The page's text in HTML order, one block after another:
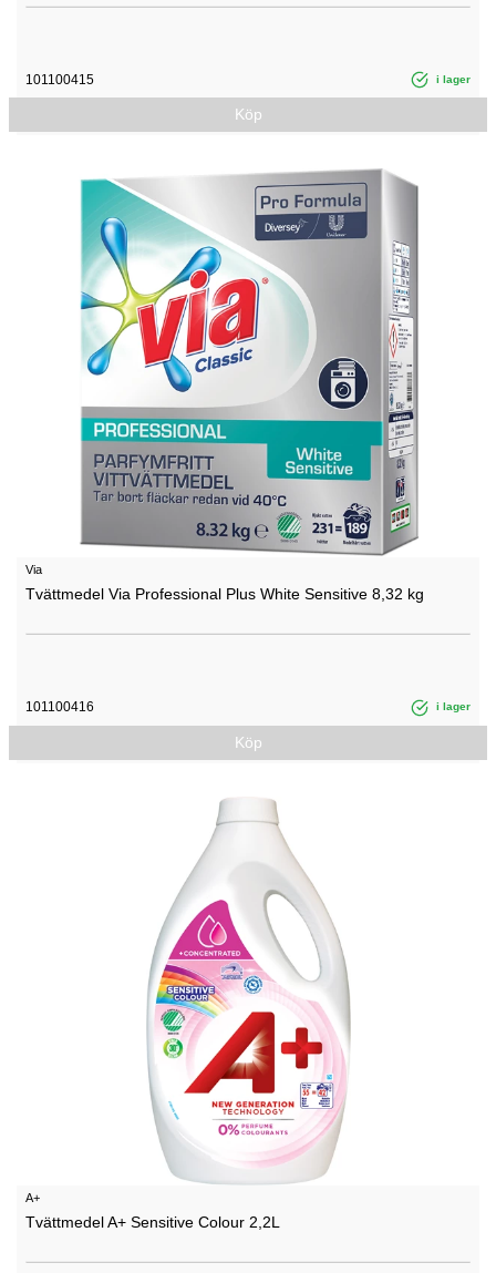
101100415 i lager
Köp
Via
Tvättmedel Via Professional Plus White Sensitive 8,32 kg
101100416 i lager
Köp
A+
Tvättmedel A+ Sensitive Colour 2,2L